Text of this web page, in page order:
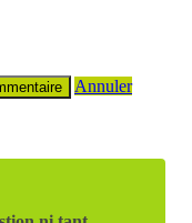
Annuler